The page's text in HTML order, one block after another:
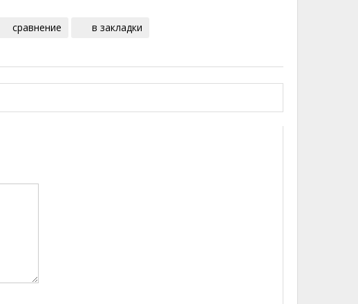
сравнение в закладки